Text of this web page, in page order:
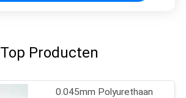
Top Producten
0.045mm Polyurethaan